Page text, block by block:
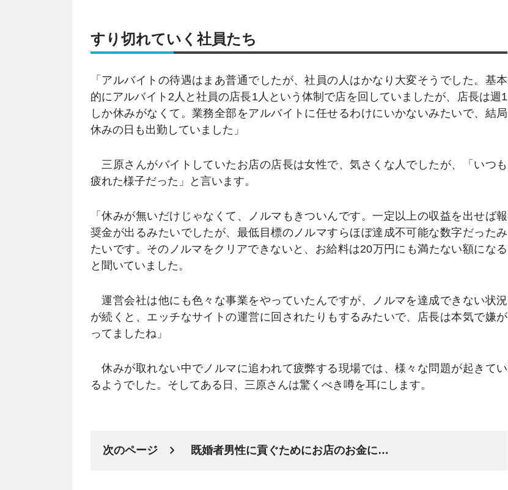
すり切れていく社員たち
「アルバイトの待遇はまあ普通でしたが、社員の人はかなり大変そうでした。基本
的にアルバイト2人と社員の店長1人という体制で店を回していましたが、店長は週1
しか休みがなくて。業務全部をアルバイトに任せるわけにいかないみたいで、結局
休みの日も出勤していました」
三原さんがバイトしていたお店の店長は女性で、気さくな人でしたが、「いつも
疲れた様子だった」と言います。
「休みが無いだけじゃなくて、ノルマもきついんです。一定以上の収益を出せば報
奨金が出るみたいでしたが、最低目標のノルマすらほぼ達成不可能な数字だったみ
たいです。そのノルマをクリアできないと、お給料は20万円にも満たない額になる
と聞いていました。
運営会社は他にも色々な事業をやっていたんですが、ノルマを達成できない状況
が続くと、エッチなサイトの運営に回されたりもするみたいで、店長は本気で嫌が
ってましたね」
休みが取れない中でノルマに追われて疲弊する現場では、様々な問題が起きてい
るようでした。そしてある日、三原さんは驚くべき噂を耳にします。
次のページ 既婚者男性に貢ぐためにお店のお金に…